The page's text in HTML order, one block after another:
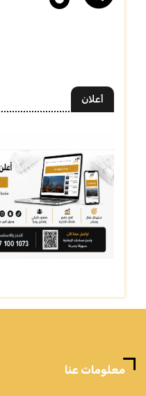
أعلان
معلومات عنا